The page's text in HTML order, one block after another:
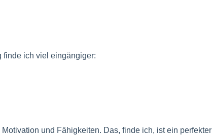
finde ich viel eingängiger:
und Fähigkeiten. Das, finde ich, ist ein perfekter